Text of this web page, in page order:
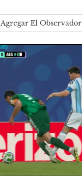
Agregar El